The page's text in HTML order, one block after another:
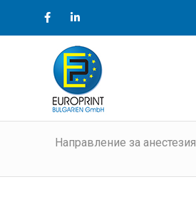
Направление за анестезия